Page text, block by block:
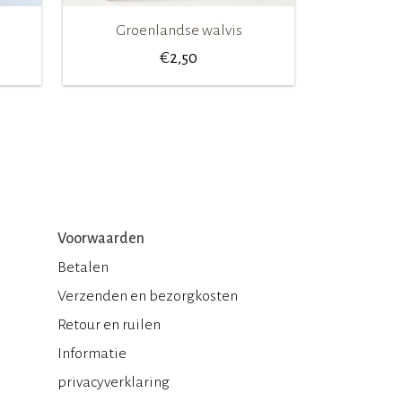
Groenlandse walvis
€2,50
Voorwaarden
Betalen
Verzenden en bezorgkosten
Retour en ruilen
Informatie
privacyverklaring